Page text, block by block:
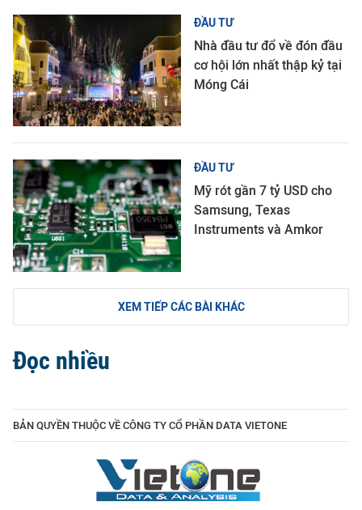
ĐẦU TƯ
Nhà đầu tư đổ về đón đầu
cơ hội lớn nhất thập kỷ tại
Móng Cái
ĐẦU TƯ
Mỹ rót gần 7 tỷ USD cho
Samsung, Texas
Instruments và Amkor
XEM TIẾP CÁC BÀI KHÁC
Đọc nhiều
BẢN QUYỀN THUỘC VỀ CÔNG TY CỔ PHẦN DATA VIETONE